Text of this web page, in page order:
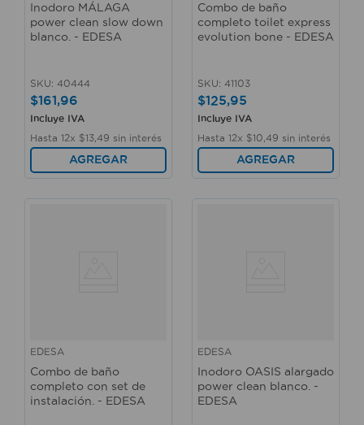
Inodoro MÁLAGA
power clean slow down
blanco. - EDESA
SKU: 40444
$161,96
Incluye IVA
Hasta 12x $13 49 sin interés
AGREGAR
Combo de baño
completo toilet express
evolution bone - EDESA
SKU: 41103
$125,95
Incluye IVA
Hasta 12x $10 49 sin interés
AGREGAR
EDESA
Combo de baño
completo con set de
instalación. - EDESA
EDESA
Inodoro OASIS alargado
power clean blanco. -
EDESA